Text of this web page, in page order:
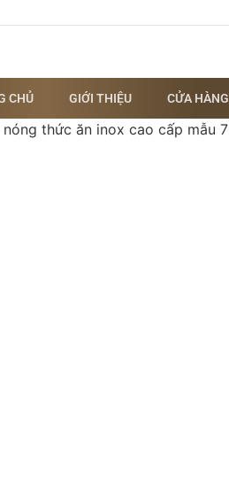
CHỦ GIỚI THIỆU CỬA HÀNG
thức ăn inox cao cấp mẫu 7